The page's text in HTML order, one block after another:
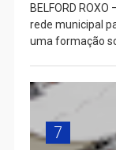
BELFORD
rede municipal
uma formação
7